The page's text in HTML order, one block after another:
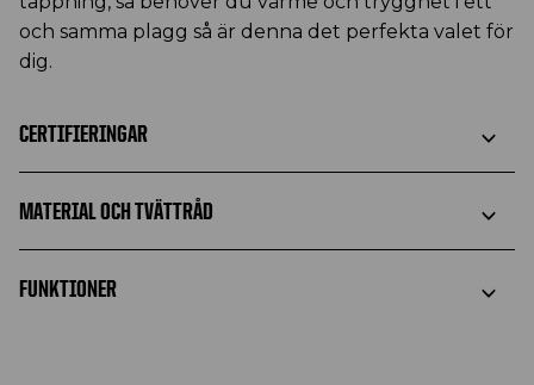
och samma plagg så är denna det perfekta valet för
dig.
CERTIFIERINGAR
MATERIAL OCH TVÄTTRÅD
FUNKTIONER